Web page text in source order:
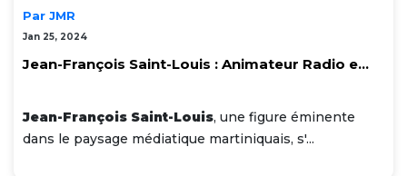
Par JMR
Jan 25, 2024
Jean-François Saint-Louis : Animateur Radio e...
Jean-François Saint-Louis, une figure éminente
dans le paysage médiatique martiniquais, s'...